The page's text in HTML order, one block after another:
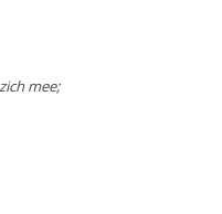
mee;